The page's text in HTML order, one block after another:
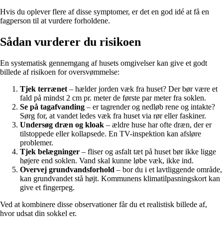
Hvis du oplever flere af disse symptomer, er det en god idé at få en
fagperson til at vurdere forholdene.
Sådan vurderer du risikoen
En systematisk gennemgang af husets omgivelser kan give et godt
billede af risikoen for oversvømmelse:
Tjek terrænet – hælder jorden væk fra huset? Der bør være et
fald på mindst 2 cm pr. meter de første par meter fra soklen.
Se på tagafvanding – er tagrender og nedløb rene og intakte?
Sørg for, at vandet ledes væk fra huset via rør eller faskiner.
Undersøg dræn og kloak – ældre huse har ofte dræn, der er
tilstoppede eller kollapsede. En TV-inspektion kan afsløre
problemer.
Tjek belægninger – fliser og asfalt tæt på huset bør ikke ligge
højere end soklen. Vand skal kunne løbe væk, ikke ind.
Overvej grundvandsforhold – bor du i et lavtliggende område,
kan grundvandet stå højt. Kommunens klimatilpasningskort kan
give et fingerpeg.
Ved at kombinere disse observationer får du et realistisk billede af,
hvor udsat din sokkel er.